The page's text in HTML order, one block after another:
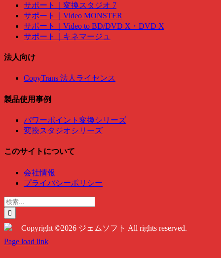
サポート｜変換スタジオ 7
サポート｜Video MONSTER
サポート｜Video to BD/DVD X・DVD X
サポート｜キネマージュ
法人向け
CopyTrans 法人ライセンス
製品使用事例
パワーポイント変換シリーズ
変換スタジオシリーズ
このサイトについて
会社情報
プライバシーポリシー
検
索
…
Copyright ©2026 ジェムソフト All rights reserved.
Twitter
Instagram
Facebook
Page load link